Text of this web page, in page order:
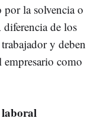
la solvencia o
diferencia de los
y deben
empresario como
laboral